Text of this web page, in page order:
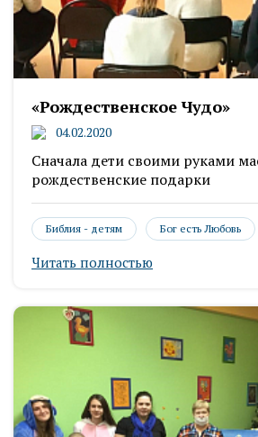
«Рождественское Чудо»
04.02.2020
Сначала дети своими руками
рождественские подарки
Библия - детям Бог есть Любовь
Читать полностью